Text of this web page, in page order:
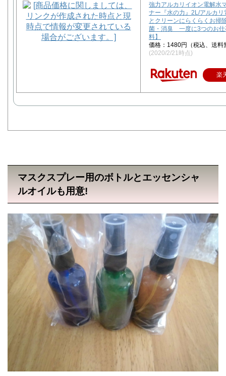
強力アルカリイオン電解水
ナー『水の力』2L/アルカリ
とクリーンにらくらくお掃
菌・消臭 一度に3つのお仕
料】
価格：1480円（税込、送料
(2020/2/21時点)
楽
マスクスプレー用のボトルとエッセンシャ
ルオイルも用意!